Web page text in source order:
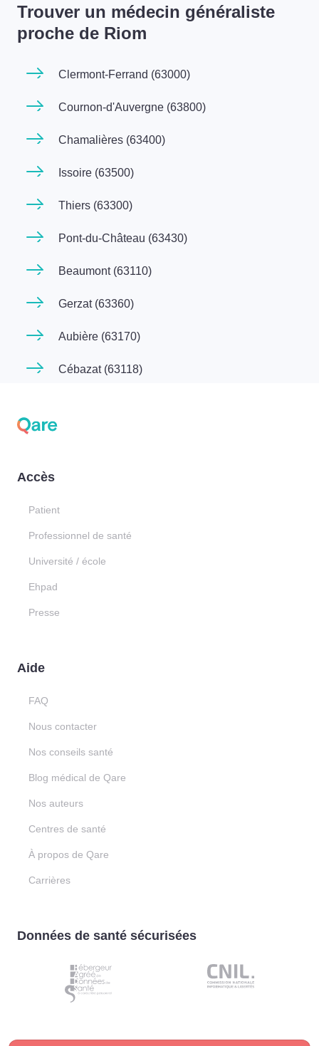
Trouver un médecin généraliste
proche de Riom
Clermont-Ferrand (63000)
Cournon-d'Auvergne (63800)
Chamalières (63400)
Issoire (63500)
Thiers (63300)
Pont-du-Château (63430)
Beaumont (63110)
Gerzat (63360)
Aubière (63170)
Cébazat (63118)
Accès
Patient
Professionnel de santé
Université / école
Ehpad
Presse
Aide
FAQ
Nous contacter
Nos conseils santé
Blog médical de Qare
Nos auteurs
Centres de santé
À propos de Qare
Carrières
Données de santé sécurisées